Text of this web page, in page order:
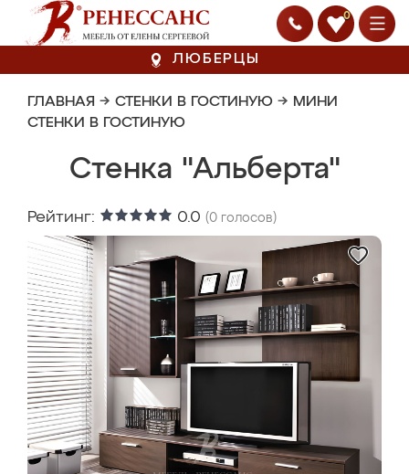
0
ЛЮБЕРЦЫ
ГЛАВНАЯ → СТЕНКИ В ГОСТИНУЮ → МИНИ
СТЕНКИ В ГОСТИНУЮ
Стенка "Альберта"
Рейтинг: 0.0 (0 голосов)